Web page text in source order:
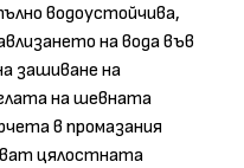
водоустойчива,
на вода във
зашиване на
на шевната
в промазания
цялостната